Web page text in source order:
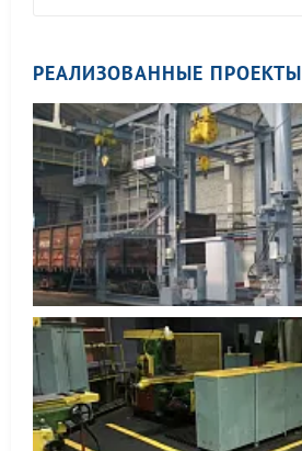
РЕАЛИЗОВАННЫЕ ПРОЕКТЫ